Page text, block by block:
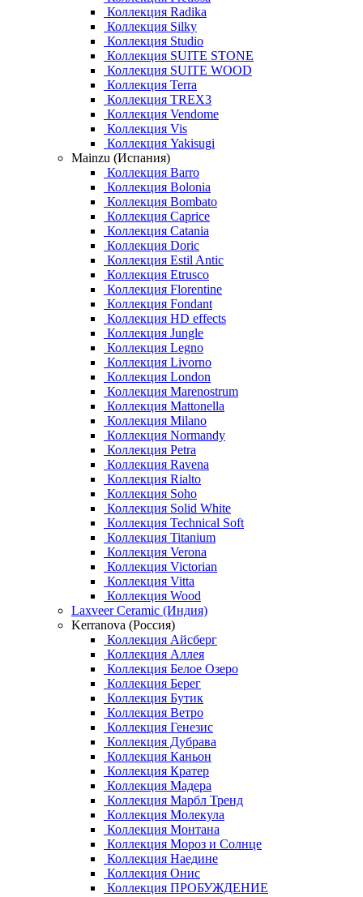
Коллекция Radika
Коллекция Silky
Коллекция Studio
Коллекция SUITE STONE
Коллекция SUITE WOOD
Коллекция Terra
Коллекция TREX3
Коллекция Vendome
Коллекция Vis
Коллекция Yakisugi
Mainzu (Испания)
Коллекция Barro
Коллекция Bolonia
Коллекция Bombato
Коллекция Caprice
Коллекция Catania
Коллекция Doric
Коллекция Estil Antic
Коллекция Etrusco
Коллекция Florentine
Коллекция Fondant
Коллекция HD effects
Коллекция Jungle
Коллекция Legno
Коллекция Livorno
Коллекция London
Коллекция Marenostrum
Коллекция Mattonella
Коллекция Milano
Коллекция Normandy
Коллекция Petra
Коллекция Ravena
Коллекция Rialto
Коллекция Soho
Коллекция Solid White
Коллекция Technical Soft
Коллекция Titanium
Коллекция Verona
Коллекция Victorian
Коллекция Vitta
Коллекция Wood
Laxveer Ceramic (Индия)
Kerranova (Россия)
Коллекция Айсберг
Коллекция Аллея
Коллекция Белое Озеро
Коллекция Берег
Коллекция Бутик
Коллекция Ветро
Коллекция Генезис
Коллекция Дубрава
Коллекция Каньон
Коллекция Кратер
Коллекция Мадера
Коллекция Марбл Тренд
Коллекция Молекула
Коллекция Монтана
Коллекция Мороз и Солнце
Коллекция Наедине
Коллекция Онис
Коллекция ПРОБУЖДЕНИЕ